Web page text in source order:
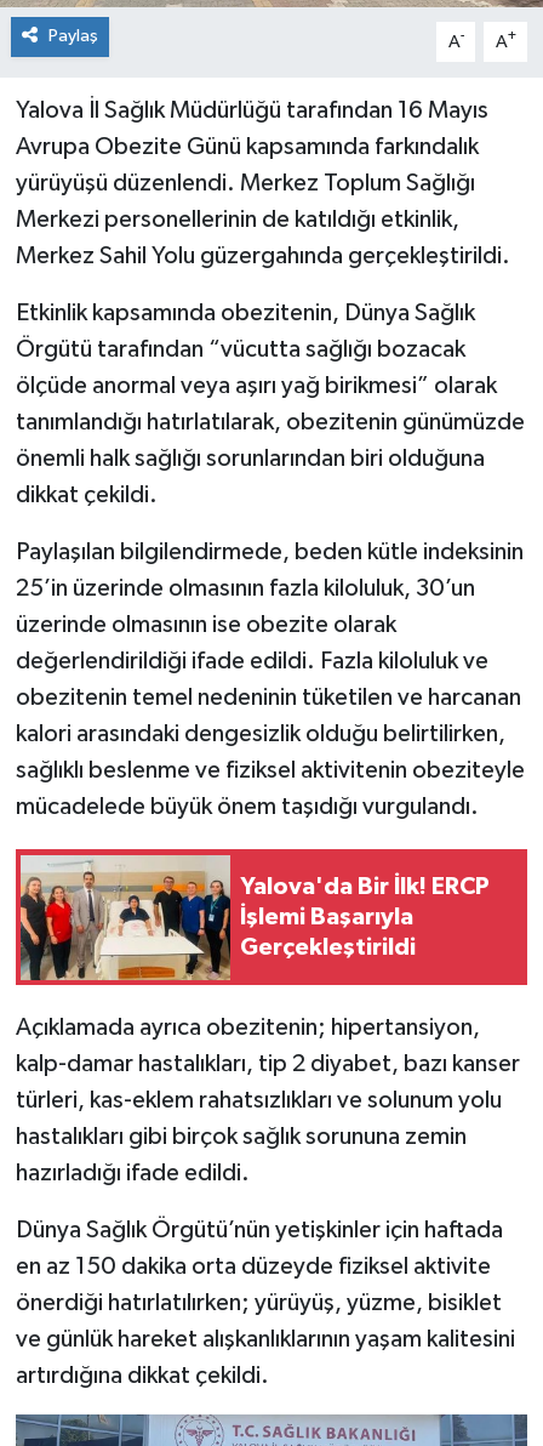
Paylaş A- A+
Yalova İl Sağlık Müdürlüğü tarafından 16 Mayıs
Avrupa Obezite Günü kapsamında farkındalık
yürüyüşü düzenlendi. Merkez Toplum Sağlığı
Merkezi personellerinin de katıldığı etkinlik,
Merkez Sahil Yolu güzergahında gerçekleştirildi.
Etkinlik kapsamında obezitenin, Dünya Sağlık
Örgütü tarafından “vücutta sağlığı bozacak
ölçüde anormal veya aşırı yağ birikmesi” olarak
tanımlandığı hatırlatılarak, obezitenin günümüzde
önemli halk sağlığı sorunlarından biri olduğuna
dikkat çekildi.
Paylaşılan bilgilendirmede, beden kütle indeksinin
25’in üzerinde olmasının fazla kiloluluk, 30’un
üzerinde olmasının ise obezite olarak
değerlendirildiği ifade edildi. Fazla kiloluluk ve
obezitenin temel nedeninin tüketilen ve harcanan
kalori arasındaki dengesizlik olduğu belirtilirken,
sağlıklı beslenme ve fiziksel aktivitenin obeziteyle
mücadelede büyük önem taşıdığı vurgulandı.
Yalova'da Bir İlk! ERCP
İşlemi Başarıyla
Gerçekleştirildi
Açıklamada ayrıca obezitenin; hipertansiyon,
kalp-damar hastalıkları, tip 2 diyabet, bazı kanser
türleri, kas-eklem rahatsızlıkları ve solunum yolu
hastalıkları gibi birçok sağlık sorununa zemin
hazırladığı ifade edildi.
Dünya Sağlık Örgütü’nün yetişkinler için haftada
en az 150 dakika orta düzeyde fiziksel aktivite
önerdiği hatırlatılırken; yürüyüş, yüzme, bisiklet
ve günlük hareket alışkanlıklarının yaşam kalitesini
artırdığına dikkat çekildi.